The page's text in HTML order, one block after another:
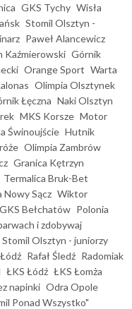
GKS Tychy Wisła
Stomil Olsztyn -
Paweł Alancewicz
Kaźmierowski Górnik
Orange Sport Warta
Olimpia Olsztynek
Łęczna Naki Olsztyn
MKS Korsze Motor
Świnoujście Hutnik
Olimpia Zambrów
Granica Kętrzyn
Termalica Bruk-Bet
Nowy Sącz Wiktor
GKS Bełchatów Polonia
i zdobywaj
Stomil Olsztyn - juniorzy
Rafał Śledź Radomiak
ŁKS Łódź ŁKS Łomża
napinki Odra Opole
Ponad Wszystko"